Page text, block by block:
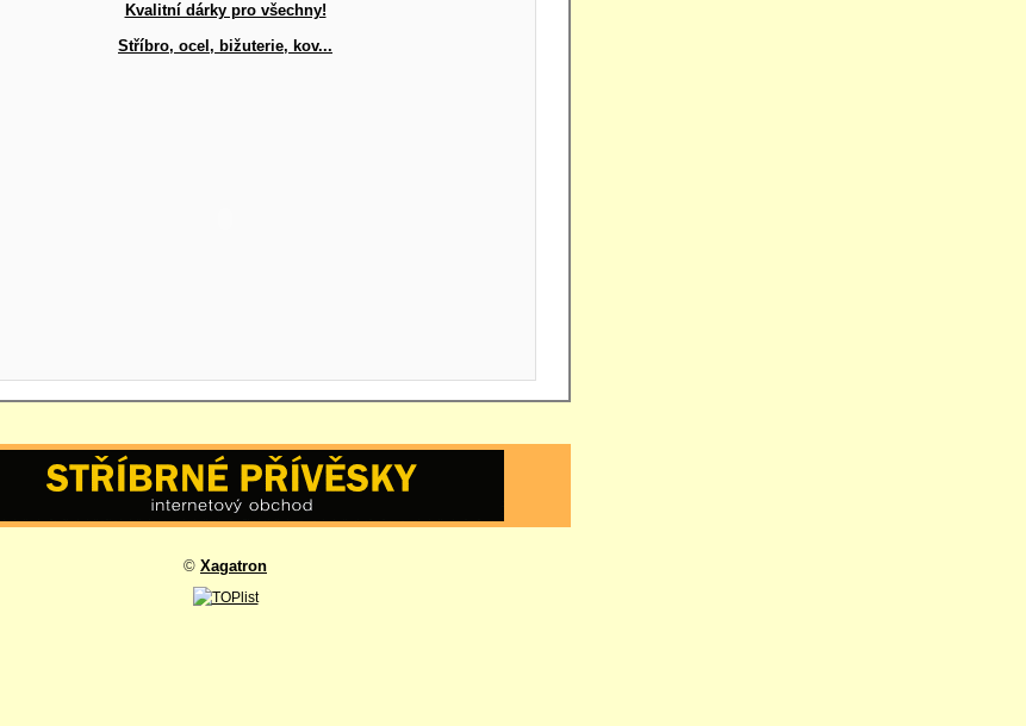
Kvalitní dárky pro všechny!
Stříbro, ocel, bižuterie, kov...
© Xagatron